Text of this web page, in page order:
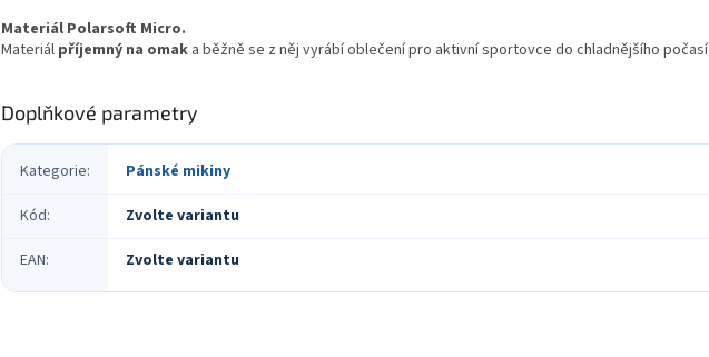
Materiál Polarsoft Micro.
Materiál příjemný na omak a běžně se z něj vyrábí oblečení pro aktivní sportovce do chladnějšího počasí
Doplňkové parametry
Kategorie:
Pánské mikiny
Kód:
Zvolte variantu
EAN: Zvolte variantu